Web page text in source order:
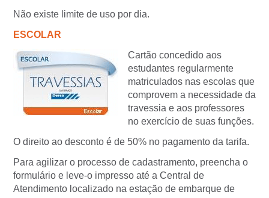
Não existe limite de uso por dia.
ESCOLAR
Cartão concedido aos
estudantes regularmente
matriculados nas escolas que
comprovem a necessidade da
travessia e aos professores
no exercício de suas funções.
O direito ao desconto é de 50% no pagamento da tarifa.
Para agilizar o processo de cadastramento, preencha o
formulário e leve-o impresso até a Central de
Atendimento localizado na estação de embarque de